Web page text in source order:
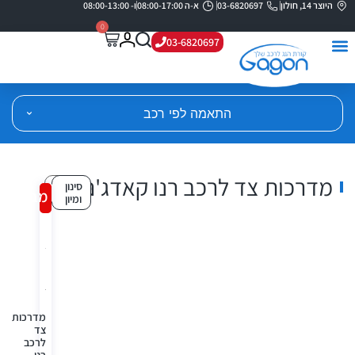
היוצר 14, חולון 03-6820697 א-ה 08:00-17:00 ו- 08:00-13:00
03-6820697
0
התאמה לפי רכב
מדרכות צד לרכב רנו קאדג'רסינון
ומיון
מדרכות
צד
לרכב
מבצע!